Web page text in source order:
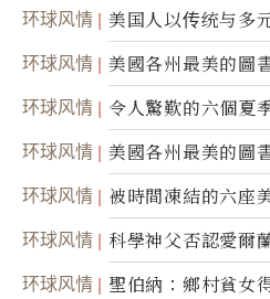
环球风情
美国人以传统与多
50周年
环球风情 美國各州最美的圖
环球风情 令人驚歎的六個夏
环球风情 美國各州最美的圖
环球风情 被時間凍結的六座
环球风情
科學神父否認愛爾
靈
环球风情 聖伯納：鄉村貧女